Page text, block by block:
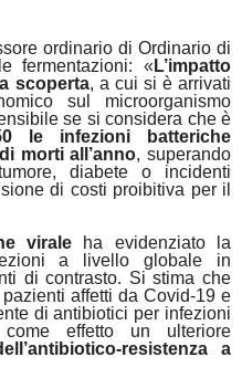
ordinario di Ordinario di
fermentazioni: « L’impatto
scoperta, a cui si è arrivati
sul microorganismo
se si considera che è
le infezioni batteriche
morti all’anno, superando
diabete o incidenti
di costi proibitiva per il
virale ha evidenziato la
a livello globale in
di contrasto. Si stima che
affetti da Covid-19 e
di antibiotici per infezioni
come effetto un ulteriore
resistenza a